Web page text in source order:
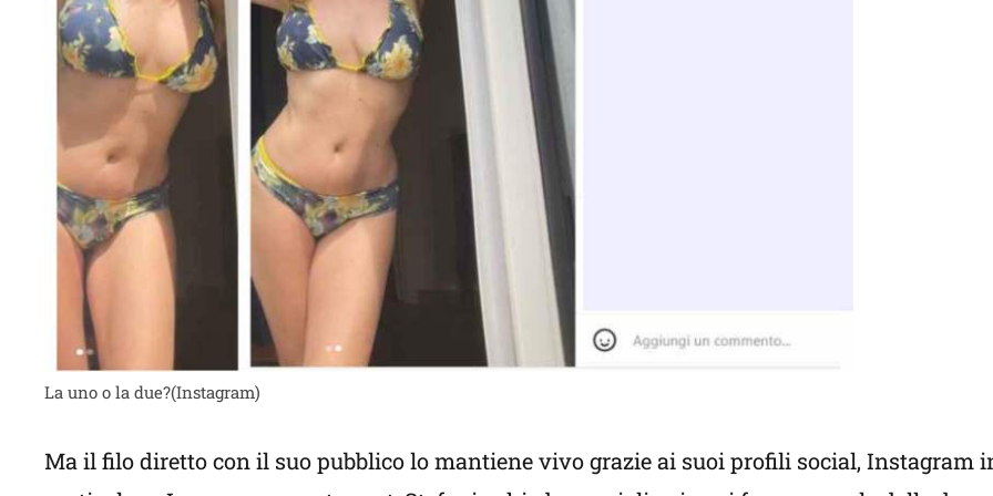
La uno o la due?(Instagram)
Ma il filo diretto con il suo pubblico lo mantiene vivo grazie ai suoi profili social, Instagram